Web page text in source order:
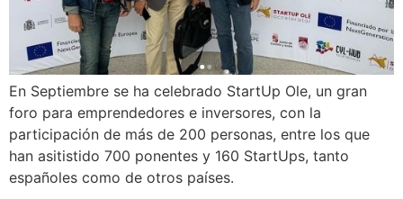
En Septiembre se ha celebrado StartUp Ole, un gran
foro para emprendedores e inversores, con la
participación de más de 200 personas, entre los que
han asitistido 700 ponentes y 160 StartUps, tanto
españoles como de otros países.